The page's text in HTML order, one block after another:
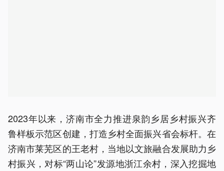
2023年以来，济南市全力推进泉韵乡居乡村振兴齐
鲁样板示范区创建，打造乡村全面振兴省会标杆。在
济南市莱芜区的王老村，当地以文旅融合发展助力乡
村振兴，对标“两山论”发源地浙江余村，深入挖掘地